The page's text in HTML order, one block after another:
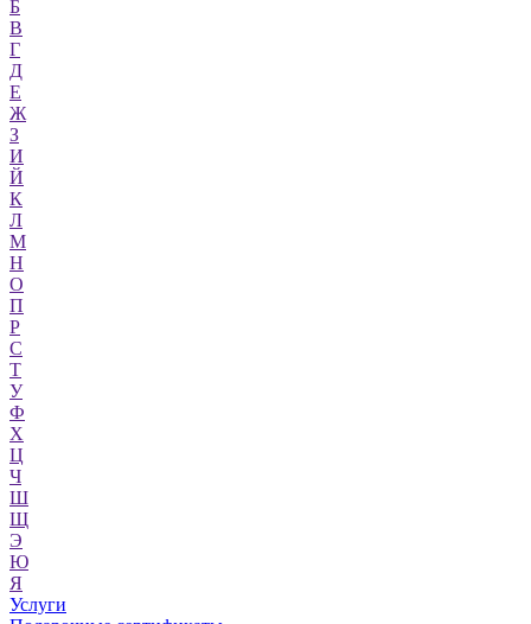
Б
В
Г
Д
Е
Ж
З
И
Й
К
Л
М
Н
О
П
Р
С
Т
У
Ф
Х
Ц
Ч
Ш
Щ
Э
Ю
Я
Услуги